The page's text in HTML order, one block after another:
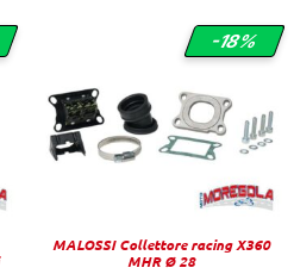
-18%
MALOSSI Collettore racing X360
MHR Ø 28